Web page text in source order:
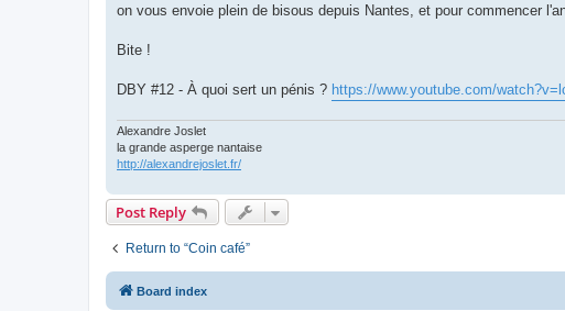
on vous envoie plein de bisous depuis Nantes, et pour commencer
Bite !
DBY #12 - À quoi sert un pénis ? https://www.youtube.com/
Alexandre Joslet
la grande asperge nantaise
http://alexandrejoslet.fr/
Post Reply
Return to “Coin café”
Board index